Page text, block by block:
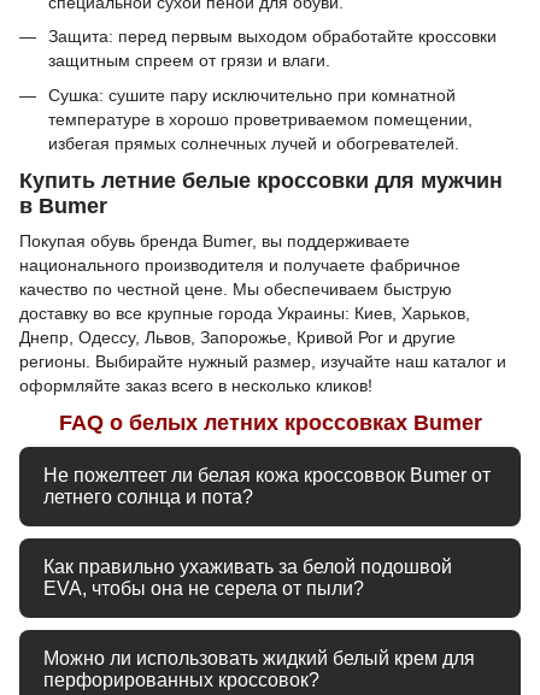
Защита: перед первым выходом обработайте кроссовки
защитным спреем от грязи и влаги.
Сушка: сушите пару исключительно при комнатной
температуре в хорошо проветриваемом помещении,
избегая прямых солнечных лучей и обогревателей.
Купить летние белые кроссовки для мужчин
в Bumer
Покупая обувь бренда Bumer, вы поддерживаете
национального производителя и получаете фабричное
качество по честной цене. Мы обеспечиваем быструю
доставку во все крупные города Украины: Киев, Харьков,
Днепр, Одессу, Львов, Запорожье, Кривой Рог и другие
регионы. Выбирайте нужный размер, изучайте наш каталог и
оформляйте заказ всего в несколько кликов!
FAQ о белых летних кроссовках Bumer
Не пожелтеет ли белая кожа кроссоввок Bumer от
летнего солнца и пота?
Нет, мы используем только натуральную итальянскую
кожу премиум-класса фабричной окраски. Она
устойчива к ультрафиолету и не желтеет. Естественная
гигроскопичность кожи в сочетании со сквозной
перфорацией отводит влагу, защищая материал от
агрессивного воздействия изнутри.
Как правильно ухаживать за белой подошвой
EVA, чтобы она не серела от пыли?
Подошва EVA имеет мелкопористую структуру, поэтому
ее достаточно регулярно протирать влажной мягкой
Можно ли использовать жидкий белый крем для
перфорированных кроссовок?